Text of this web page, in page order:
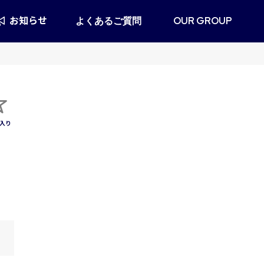
お知らせ よくあるご質問 OUR GROUP